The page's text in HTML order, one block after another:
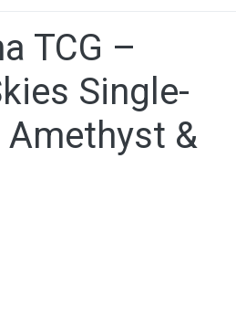
TCG –
Single-
Amethyst &